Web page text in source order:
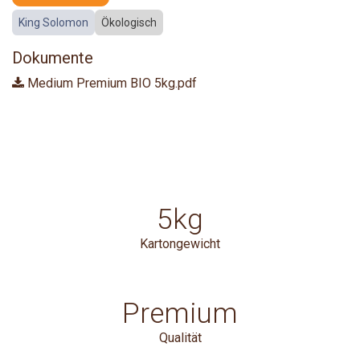
King Solomon Ökologisch
Dokumente
Medium Premium BIO 5kg.pdf
5kg
Kartongewicht
Premium
Qualität